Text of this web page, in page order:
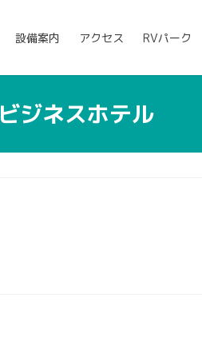
設備案内 アクセス RVパーク
ビジネスホテル